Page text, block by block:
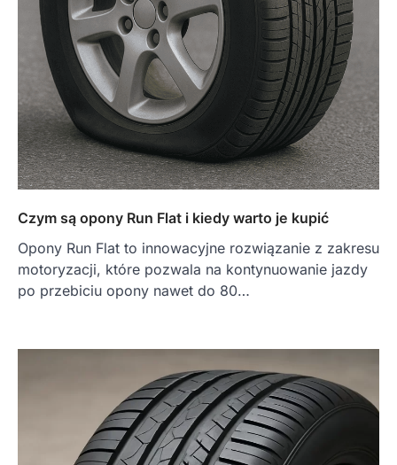
Czym są opony Run Flat i kiedy warto je kupić
Opony Run Flat to innowacyjne rozwiązanie z zakresu
motoryzacji, które pozwala na kontynuowanie jazdy
po przebiciu opony nawet do 80…